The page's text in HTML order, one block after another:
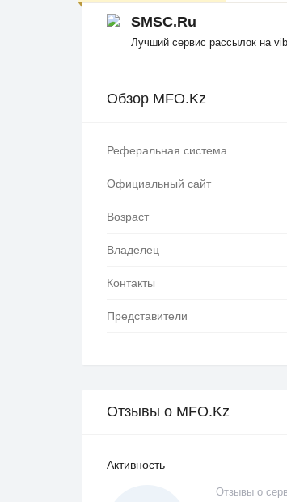
SMSC.Ru
Лучший сервис рассылок на
Обзор MFO.Kz
Реферальная система
Официальный сайт
Возраст
Владелец
Контакты
Представители
Отзывы о MFO.Kz
Активность
Отзывы о